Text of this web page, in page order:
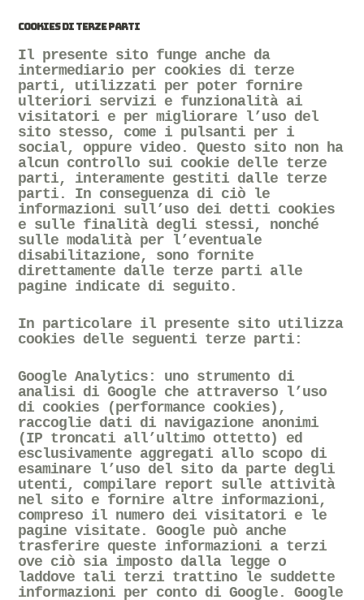
COOKIES DI TERZE PARTI
Il presente sito funge anche da
intermediario per cookies di terze
parti, utilizzati per poter fornire
ulteriori servizi e funzionalità ai
visitatori e per migliorare l’uso del
sito stesso, come i pulsanti per i
social, oppure video. Questo sito non ha
alcun controllo sui cookie delle terze
parti, interamente gestiti dalle terze
parti. In conseguenza di ciò le
informazioni sull’uso dei detti cookies
e sulle finalità degli stessi, nonché
sulle modalità per l’eventuale
disabilitazione, sono fornite
direttamente dalle terze parti alle
pagine indicate di seguito.
In particolare il presente sito utilizza
cookies delle seguenti terze parti:
Google Analytics : uno strumento di
analisi di Google che attraverso l’uso
di cookies (performance cookies),
raccoglie dati di navigazione anonimi
(IP troncati all’ultimo ottetto) ed
esclusivamente aggregati allo scopo di
esaminare l’uso del sito da parte degli
utenti, compilare report sulle attività
nel sito e fornire altre informazioni,
compreso il numero dei visitatori e le
pagine visitate. Google può anche
trasferire queste informazioni a terzi
ove ciò sia imposto dalla legge o
laddove tali terzi trattino le suddette
informazioni per conto di Google. Google